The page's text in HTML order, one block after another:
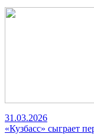
31.03.2026
«Кузбасс» сыграет